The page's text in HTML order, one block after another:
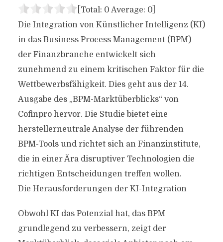
[Total: 0 Average: 0]
Die Integration von Künstlicher Intelligenz (KI)
in das Business Process Management (BPM)
der Finanzbranche entwickelt sich
zunehmend zu einem kritischen Faktor für die
Wettbewerbsfähigkeit. Dies geht aus der 14.
Ausgabe des „BPM-Marktüberblicks“ von
Cofinpro hervor. Die Studie bietet eine
herstellerneutrale Analyse der führenden
BPM-Tools und richtet sich an Finanzinstitute,
die in einer Ära disruptiver Technologien die
richtigen Entscheidungen treffen wollen.
Die Herausforderungen der KI-Integration
Obwohl KI das Potenzial hat, das BPM
grundlegend zu verbessern, zeigt der